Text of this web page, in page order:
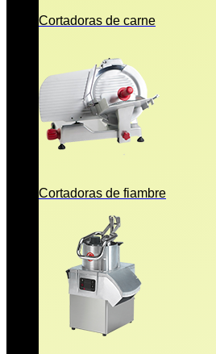
Cortadoras de carne
Cortadoras de fiambre